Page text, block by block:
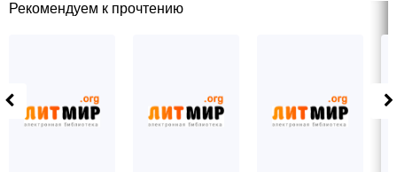
Рекомендуем к прочтению